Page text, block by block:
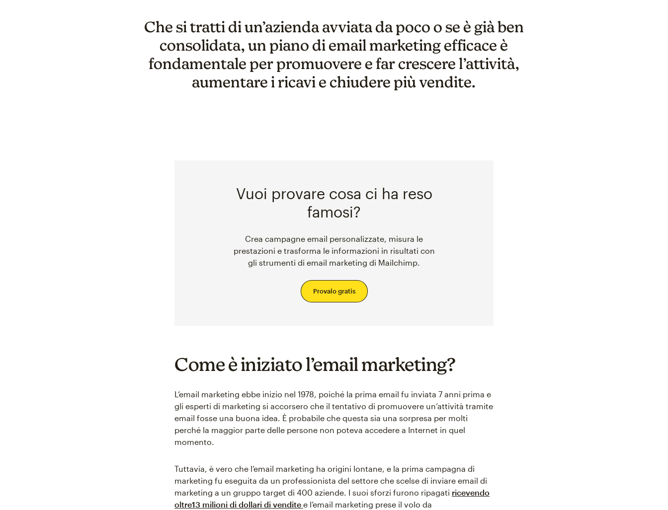
Che si tratti di un’azienda avviata da poco o se è già ben
consolidata, un piano di email marketing efficace è
fondamentale per promuovere e far crescere l’attività,
aumentare i ricavi e chiudere più vendite.
Vuoi provare cosa ci ha reso
famosi?
Crea campagne email personalizzate, misura le
prestazioni e trasforma le informazioni in risultati con
gli strumenti di email marketing di Mailchimp.
Provalo gratis
Come è iniziato l’email marketing?
L’email marketing ebbe inizio nel 1978, poiché la prima email fu inviata 7 anni prima e
gli esperti di marketing si accorsero che il tentativo di promuovere un’attività tramite
email fosse una buona idea. È probabile che questa sia una sorpresa per molti
perché la maggior parte delle persone non poteva accedere a Internet in quel
momento.
Tuttavia, è vero che l’email marketing ha origini lontane, e la prima campagna di
marketing fu eseguita da un professionista del settore che scelse di inviare email di
marketing a un gruppo target di 400 aziende. I suoi sforzi furono ripagati ricevendo
oltre13 milioni di dollari di vendite e l’email marketing prese il volo da